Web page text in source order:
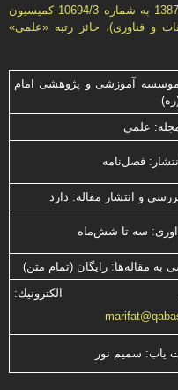
این فصل‌نامه، بر اساس نامه مورخ 1387/12/28 به شماره 10694/3 كمیسیون
و فناوری)، حائز رتبه «علمی»
آموزشی و پژوهشی امام
مجله: علمی
فصل‌نامه
و انتشار مقاله: دارد
سه تا شش‌ماه
به مقاله‌ها: رایگان (تمام متن)
الكترونیك:
ياب: سميم نور